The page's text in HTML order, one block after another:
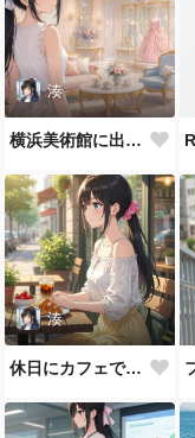
湊
横浜美術館に出かける
湊
休日にカフェで朝食をとる